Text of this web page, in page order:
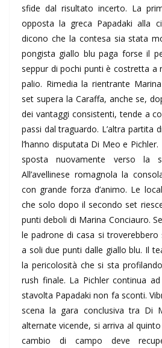
sfide dal risultato incerto. La
opposta la greca Papadaki alla
dicono che la contesa sia stata
pongista giallo blu paga forse il
seppur di pochi punti è costretta a
palio. Rimedia la rientrante
set supera la Caraffa, anche se,
dei vantaggi consistenti, tende a
passi dal traguardo. L’altra partita
l’hanno disputata Di Meo e Pichler.
sposta nuovamente verso la
All’avellinese romagnola la
con grande forza d’animo. Le
che solo dopo il secondo set
punti deboli di Marina Conciauro.
le padrone di casa si
a soli due punti dalle giallo blu. Il
la pericolosità che si sta
rush finale. La Pichler continua
stavolta Papadaki non fa sconti.
scena la gara conclusiva tra Di
alternate vicende, si arriva al
cambio di campo deve